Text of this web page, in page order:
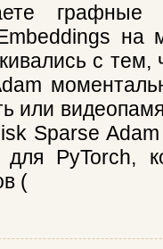
графные
на
с тем,
или
Sparse
для PyTorch,
(